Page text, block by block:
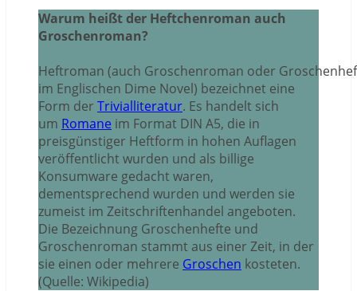
Warum heißt der Heftchenroman auch
Groschenroman?
Heftroman (auch Groschenroman oder
im Englischen Dime Novel) bezeichnet eine
Form der Trivialliteratur. Es handelt sich
um Romane im Format DIN A5, die in
preisgünstiger Heftform in hohen Auflagen
veröffentlicht wurden und als billige
Konsumware gedacht waren,
dementsprechend wurden und werden sie
zumeist im Zeitschriftenhandel angeboten.
Die Bezeichnung Groschenhefte und
Groschenroman stammt aus einer Zeit, in der
sie einen oder mehrere Groschen kosteten.
(Quelle: Wikipedia)